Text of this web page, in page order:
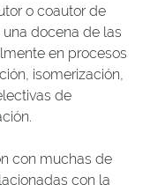
o coautor de
docena de las
en procesos
isomerización,
de
con muchas de
con la